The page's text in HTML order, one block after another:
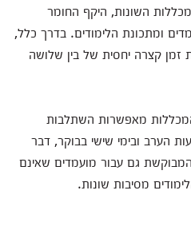
השונות, היקף החומר
ומתכונת הלימודים. בדרך כלל,
זמן קצרה יחסית של בין שלושה
מאפשרות השתלבות
הערב ובימי שישי בבוקר, דבר
גם עבור מועמדים שאינם
מסיבות שונות.